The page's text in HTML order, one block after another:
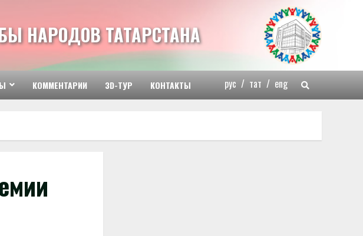
НАРОДОВ ТАТАРСТАНА
КОММЕНТАРИИ 3D-ТУР КОНТАКТЫ рус / тат / eng